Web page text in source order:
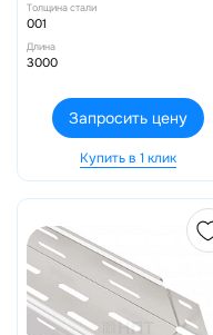
Толщина стали
001
Длина
3000
Запросить цену
Купить в 1 клик